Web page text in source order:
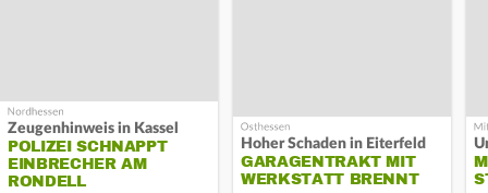
Zeugenhinweis in Kassel
POLIZEI SCHNAPPT
EINBRECHER AM
RONDELL
Hoher Schaden in Eiterfeld
GARAGENTRAKT MIT
WERKSTATT BRENNT